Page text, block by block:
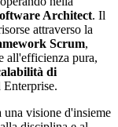
Architect. Il
attraverso la
Scrum,
all'efficienza pura,
di
visione d'insieme